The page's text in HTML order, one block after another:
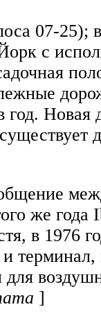
07-25);
с
Новая
же года
в 1976
для
]